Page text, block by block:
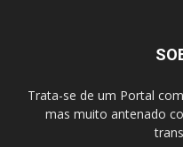
Trata-se de um Portal
mas muito antenado